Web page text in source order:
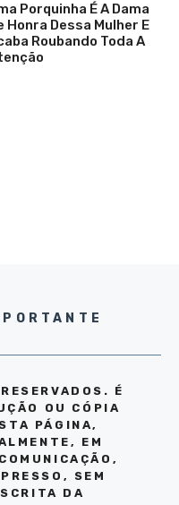
Porquinha É A Dama
Honra Dessa Mulher E
Roubando Toda A
É
OU CÓPIA
PÁGINA,
EM
SEM
DA